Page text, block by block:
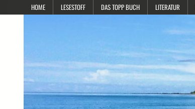
HOME LESESTOFF DAS TOPP BUCH LITERATUR